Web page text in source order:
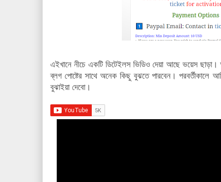
এইখানে নীচে একটি ডিটেইলস ভিডিও দেয়া আছে ভয়েস ছাড়া।
ব্লগ পোষ্টের সাথে অনেক কিছু বুঝতে পারবেন। পরবর্তীকালে
বুঝাইয়া দেবো।